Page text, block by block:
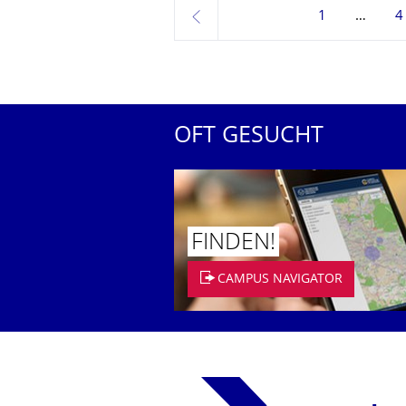
zurück
1 4
OFT GESUCHT
FINDEN!
CAMPUS NAVIGATOR